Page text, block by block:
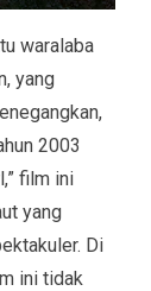
waralaba
yang
2003
film ini
yang
Di
ini tidak